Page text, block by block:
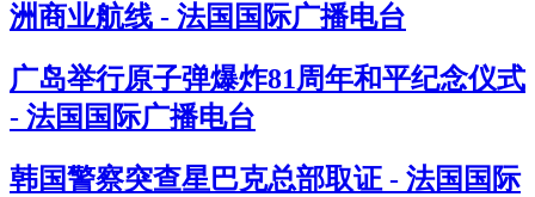
洲商业航线 - 法国国际广播电台
广岛举行原子弹爆炸81周年和平纪念仪式
- 法国国际广播电台
韩国警察突查星巴克总部取证 - 法国国际